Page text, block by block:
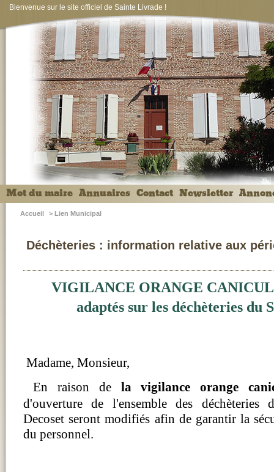
Bienvenue sur le site officiel de Sainte Livrade !
Mot du maire Annuaires Contact Newsletter
Accueil > Lien Municipal
Déchèteries : information relative aux
VIGILANCE ORANGE
adaptés sur les déchèteries du
Madame, Monsieur,
En raison de la vigilance orange
d'ouverture de l'ensemble des déchèteries
Decoset seront modifiés afin de garantir la
du personnel.